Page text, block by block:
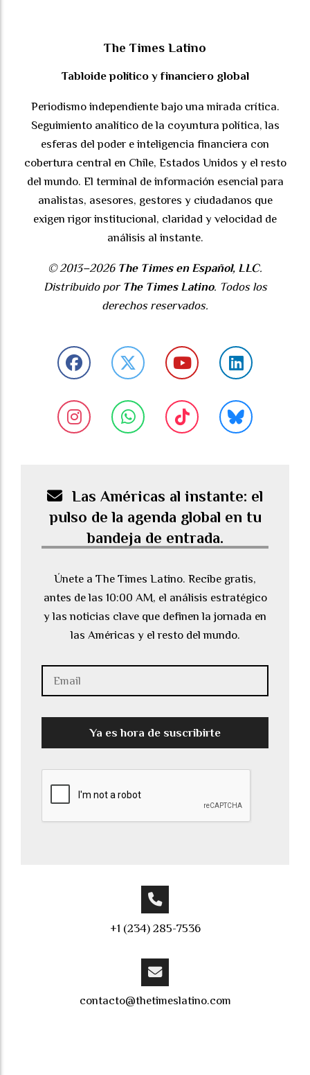
The Times Latino
Tabloide político y financiero global
Periodismo independiente bajo una mirada crítica.
Seguimiento analítico de la coyuntura política, las
esferas del poder e inteligencia financiera con
cobertura central en Chile, Estados Unidos y el resto
del mundo. El terminal de información esencial para
analistas, asesores, gestores y ciudadanos que
exigen rigor institucional, claridad y velocidad de
análisis al instante.
© 2013–2026 The Times en Español, LLC.
Distribuido por The Times Latino. Todos los
derechos reservados.
Las Américas al instante: el
pulso de la agenda global en tu
bandeja de entrada.
Únete a The Times Latino. Recibe gratis,
antes de las 10:00 AM, el análisis estratégico
y las noticias clave que definen la jornada en
las Américas y el resto del mundo.
Ya es hora de suscribirte
+1 (234) 285-7536
contacto@thetimeslatino.com